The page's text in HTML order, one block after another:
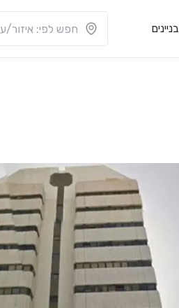
בניינים